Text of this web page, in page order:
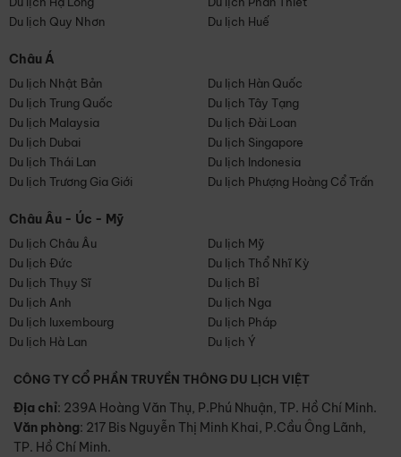
Du lịch Quy Nhơn
Du lịch Huế
Châu Á
Du lịch Nhật Bản
Du lịch Hàn Quốc
Du lịch Trung Quốc
Du lịch Tây Tạng
Du lịch Malaysia
Du lịch Đài Loan
Du lịch Dubai
Du lịch Singapore
Du lịch Thái Lan
Du lịch Indonesia
Du lịch Trương Gia Giới
Du lịch Phượng Hoàng Cổ Trấn
Châu Âu - Úc - Mỹ
Du lịch Châu Âu
Du lịch Mỹ
Du lịch Đức
Du lịch Thổ Nhĩ Kỳ
Du lịch Thụy Sĩ
Du lịch Bỉ
Du lịch Anh
Du lịch Nga
Du lịch luxembourg
Du lịch Pháp
Du lịch Hà Lan
Du lịch Ý
CÔNG TY CỔ PHẦN TRUYỀN THÔNG DU LỊCH VIỆT
Địa chỉ: 239A Hoàng Văn Thụ, P.Phú Nhuận, TP. Hồ Chí Minh.
Văn phòng: 217 Bis Nguyễn Thị Minh Khai, P.Cầu Ông Lãnh,
TP. Hồ Chí Minh.